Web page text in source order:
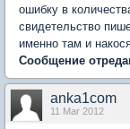
ошибку в
свидетельство
именно там и
Сообщение
anka1com
11 Mar 2012